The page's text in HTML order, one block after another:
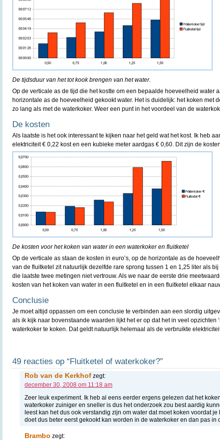
De tijdsduur van het tot kook brengen van het water.
Op de verticale as de tijd die het kostte om een bepaalde hoeveelheid water
horizontale as de hoeveelheid gekookt water. Het is duidelijk: het koken met
zo lang als met de waterkoker. Weer een punt in het voordeel van de
De kosten
Als laatste is het ook interessant te kijken naar het geld wat het kost. Ik heb
elektriciteit € 0,22 kost en een kubieke meter aardgas € 0,60. Dit zijn de
De kosten voor het koken van water in een waterkoker en fluitketel
Op de verticale as staan de kosten in euro’s, op de horizontale as de
van de fluitketel zit natuurlijk dezelfde rare sprong tussen 1 en 1,25 liter als
die laatste twee metingen niet vertrouw. Als we naar de eerste drie
kosten van het koken van water in een fluitketel en in een fluitketel elkaar
Conclusie
Je moet altijd oppassen om een conclusie te verbinden aan een slordig
als ik kijk naar bovenstaande waarden lijkt het er op dat het in veel opzichten
waterkoker te koken. Dat geldt natuurlijk helemaal als de verbruikte
49 reacties op “Fluitketel of waterkoker?”
Rob van de Kerkhof zegt:
december 30, 2008 om 11:18 am
Zeer leuk experiment. Ik heb al eens eerder ergens gelezen dat het
waterkoker zuiniger en sneller is dus het onderzoek zou best aardig
leest kan het dus ook verstandig zijn om water dat moet koken voordat
doet dus beter eerst gekookt kan worden in de waterkoker en dan pas in
Brambo zegt: